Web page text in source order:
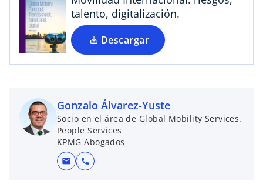
talento, digitalización.
Descargar
n
a
e
s
ñ
a
n
u
Gonzalo Álvarez-Yuste
Socio en el área de Global Mobility Services.
People Services
KPMG Abogados
mail call